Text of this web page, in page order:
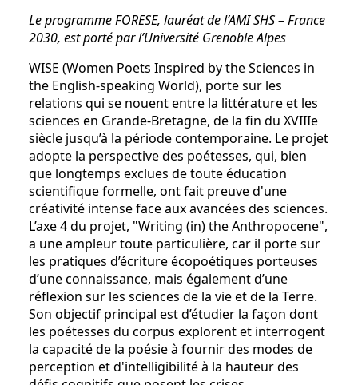
Le programme FORESE, lauréat de l’AMI SHS – France
2030, est porté par l’Université Grenoble Alpes
WISE (Women Poets Inspired by the Sciences in
the English-speaking World), porte sur les
relations qui se nouent entre la littérature et les
sciences en Grande-Bretagne, de la fin du XVIIIe
siècle jusqu’à la période contemporaine. Le projet
adopte la perspective des poétesses, qui, bien
que longtemps exclues de toute éducation
scientifique formelle, ont fait preuve d'une
créativité intense face aux avancées des sciences.
L’axe 4 du projet, "Writing (in) the Anthropocene",
a une ampleur toute particulière, car il porte sur
les pratiques d’écriture écopoétiques porteuses
d’une connaissance, mais également d’une
réflexion sur les sciences de la vie et de la Terre.
Son objectif principal est d’étudier la façon dont
les poétesses du corpus explorent et interrogent
la capacité de la poésie à fournir des modes de
perception et d'intelligibilité à la hauteur des